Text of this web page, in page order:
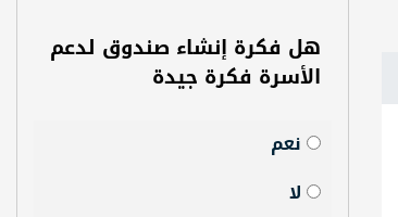
هل فكرة إنشاء صندوق لدعم
الأسرة فكرة جيدة
نعم
لا